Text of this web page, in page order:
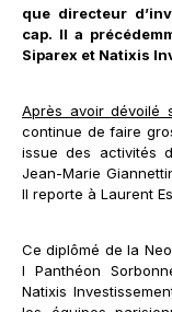
que directeur
cap. Il a
Siparex et Natixis
Après avoir dévoilé
continue de faire
issue des activités
Jean-Marie
Il reporte à Laurent
Ce diplômé de la
I Panthéon
Natixis